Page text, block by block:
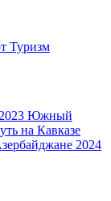
Туризм
Южный
на Кавказе
2024